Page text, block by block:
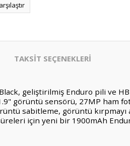
TAKSİT SEÇENEKLERİ
geliştirilmiş Enduro pili ve
görüntü sensörü, 27MP ham
sabitleme, görüntü
için yeni bir 1900mAh